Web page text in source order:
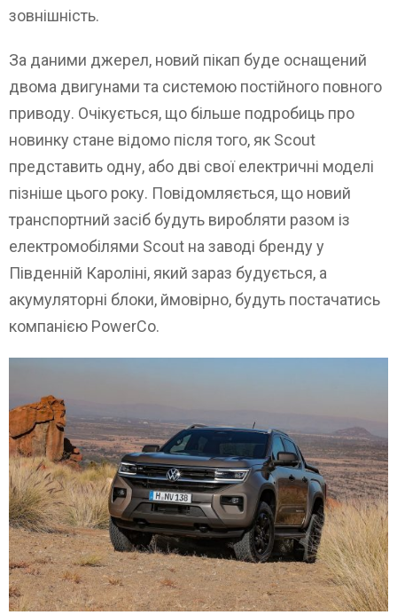
зовнішність.
За даними джерел, новий пікап буде оснащений
двома двигунами та системою постійного повного
приводу. Очікується, що більше подробиць про
новинку стане відомо після того, як Scout
представить одну, або дві свої електричні моделі
пізніше цього року. Повідомляється, що новий
транспортний засіб будуть виробляти разом із
електромобілями Scout на заводі бренду у
Південній Кароліні, який зараз будується, а
акумуляторні блоки, ймовірно, будуть постачатись
компанією PowerCo.